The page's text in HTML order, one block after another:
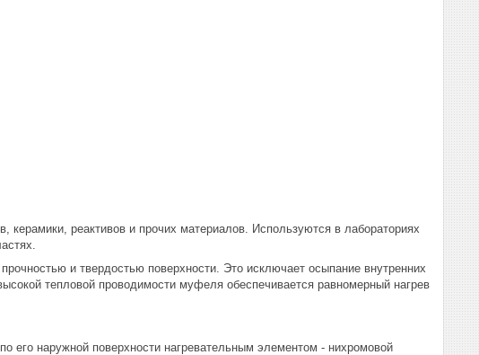
реактивов и прочих материалов. Используются в лабораториях
и твердостью поверхности. Это исключает осыпание внутренних
тепловой проводимости муфеля обеспечивается равномерный нагрев
наружной поверхности нагревательным элементом - нихромовой